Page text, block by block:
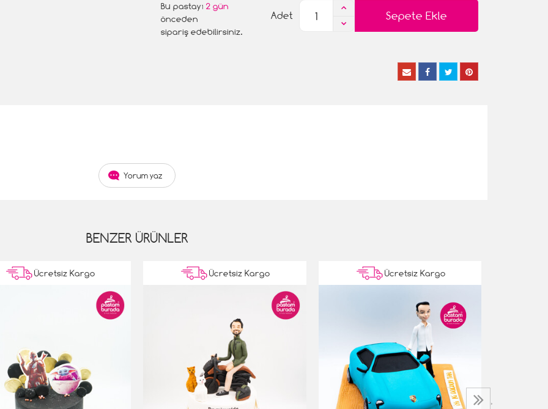
Bu pastayı 2 gün
önceden
sipariş edebilirsiniz.
Sepete Ekle
Adet
Yorum yaz
BENZER ÜRÜNLER
Ücretsiz Kargo Ücretsiz Kargo Ücretsiz Kargo
›